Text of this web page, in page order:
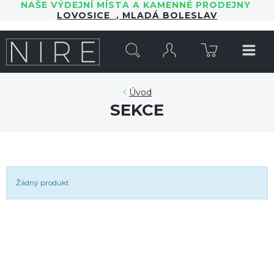
NAŠE VÝDEJNÍ MÍSTA A KAMENNÉ PRODEJNY
LOVOSICE , MLADÁ BOLESLAV
Úvod
SEKCE
Žádný produkt